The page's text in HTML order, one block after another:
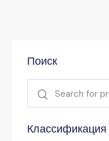
Поиск
Классификация